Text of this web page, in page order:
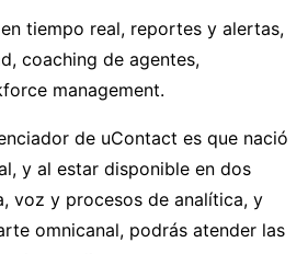
tiempo real, reportes y alertas,
coaching de agentes,
management.
de uContact es que nació
y al estar disponible en dos
voz y procesos de analítica, y
omnicanal, podrás atender las